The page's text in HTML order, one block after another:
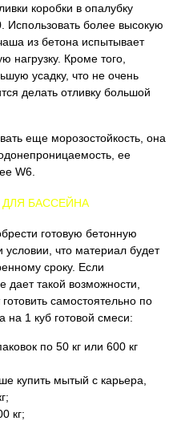
коробки в опалубку
Использовать более высокую
из бетона испытывает
нагрузку. Кроме того,
усадку, что не очень
делать отливку большой
еще морозостойкость, она
ее
W6.
БАССЕЙНА
готовую бетонную
что материал будет
сроку. Если
дает такой возможности,
самостоятельно по
на 1 куб готовой смеси:
по 50 кг или 600 кг
купить мытый с карьера,
кг;